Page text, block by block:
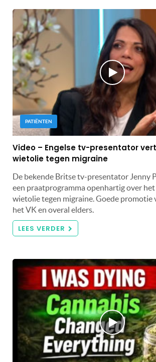
PATIËNTEN
Video – Engelse tv-presentator
wietolie tegen migraine
De bekende Britse tv-presentator Jenny
een praatprogramma openhartig over
wietolie tegen migraine. Goede promotie
het VK en overal elders.
LEES VERDER